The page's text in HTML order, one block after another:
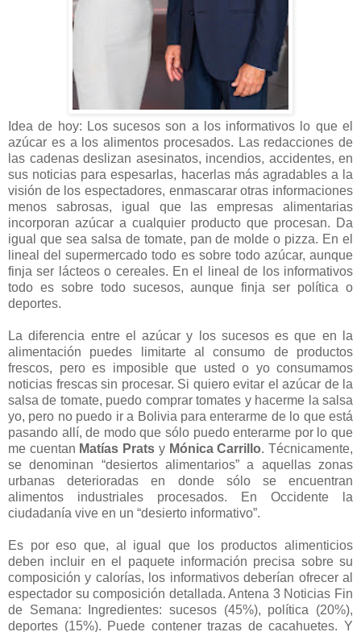
Idea de hoy: Los sucesos son a los informativos lo que el
azúcar es a los alimentos procesados. Las redacciones de
las cadenas deslizan asesinatos, incendios, accidentes, en
sus noticias para espesarlas, hacerlas más agradables a la
visión de los espectadores, enmascarar otras informaciones
menos sabrosas, igual que las empresas alimentarias
incorporan azúcar a cualquier producto que procesan. Da
igual que sea salsa de tomate, pan de molde o pizza. En el
lineal del supermercado todo es sobre todo azúcar, aunque
finja ser lácteos o cereales. En el lineal de los informativos
todo es sobre todo sucesos, aunque finja ser política o
deportes.
La diferencia entre el azúcar y los sucesos es que en la
alimentación puedes limitarte al consumo de productos
frescos, pero es imposible que usted o yo consumamos
noticias frescas sin procesar. Si quiero evitar el azúcar de la
salsa de tomate, puedo comprar tomates y hacerme la salsa
yo, pero no puedo ir a Bolivia para enterarme de lo que está
pasando allí, de modo que sólo puedo enterarme por lo que
me cuentan Matías Prats y Mónica Carrillo. Técnicamente,
se denominan “desiertos alimentarios” a aquellas zonas
urbanas deterioradas en donde sólo se encuentran
alimentos industriales procesados. En Occidente la
ciudadanía vive en un “desierto informativo”.
Es por eso que, al igual que los productos alimenticios
deben incluir en el paquete información precisa sobre su
composición y calorías, los informativos deberían ofrecer al
espectador su composición detallada. Antena 3 Noticias Fin
de Semana: Ingredientes: sucesos (45%), política (20%),
deportes (15%). Puede contener trazas de cacahuetes. Y